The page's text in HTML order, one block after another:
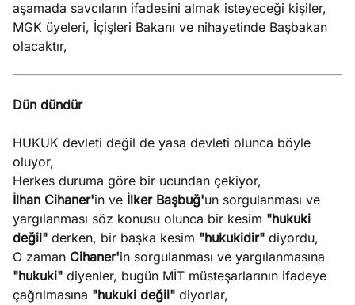
aşamada savcıların ifadesini almak isteyeceği kişiler,
MGK üyeleri, İçişleri Bakanı ve nihayetinde Başbakan
olacaktır,
Dün dündür
HUKUK devleti değil de yasa devleti olunca böyle
oluyor,
Herkes duruma göre bir ucundan çekiyor,
İlhan Cihaner'in ve İlker Başbuğ'un sorgulanması ve
yargılanması söz konusu olunca bir kesim "hukuki
değil" derken, bir başka kesim "hukukidir" diyordu,
O zaman Cihaner'in sorgulanması ve yargılanmasına
"hukuki" diyenler, bugün MİT müsteşarlarının ifadeye
çağrılmasına "hukuki değil" diyorlar,